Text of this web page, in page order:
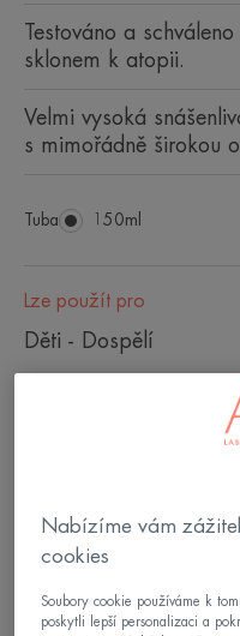
Testováno a
sklonem k atopii.
Velmi vysoká
s mimořádně širokou
Tuba Tuba
150ml
Lze použít pro
Děti - Dospělí
Vyrobeno v Francii
INTENSE PROTECT
sluneční péče na
Nabízíme vám
cookies
Soubory cookie používáme k
poskytli lepší personalizaci a